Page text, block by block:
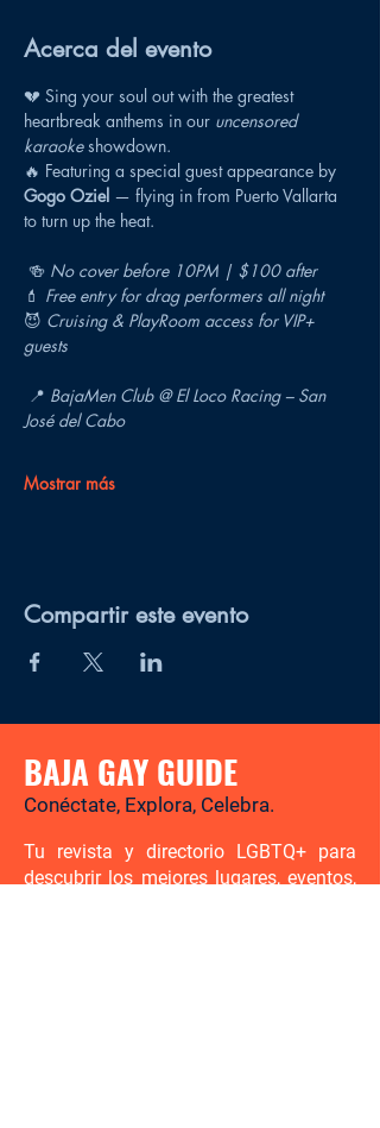
Acerca del evento
💔 Sing your soul out with the greatest
heartbreak anthems in our uncensored
karaoke showdown.
🔥 Featuring a special guest appearance by
Gogo Oziel — flying in from Puerto Vallarta
to turn up the heat.
🍻 No cover before 10PM | $100 after
💄 Free entry for drag performers all night
😈 Cruising & PlayRoom access for VIP+
guests
📍 BajaMen Club @ El Loco Racing – San
José del Cabo
Mostrar más
Compartir este evento
BAJA GAY GUIDE
Conéctate, Explora, Celebra.
Tu revista y directorio LGBTQ+ para
descubrir los mejores lugares, eventos,